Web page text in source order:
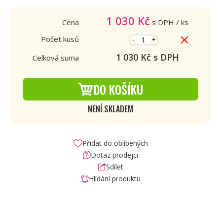
Cena 1 030 Kč s DPH / ks
Počet kusů
- +
Celková suma 1 030Kč s DPH
DO KOŠÍKU
NENÍ SKLADEM
Přidat do oblíbených
Dotaz prodejci
Sdílet
Hlídání produktu